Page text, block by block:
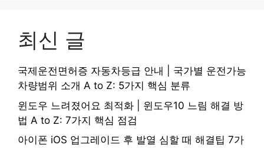
최신 글
국제운전면허증 자동차등급 안내 | 국가별 운전가능
차량범위 소개 A to Z: 5가지 핵심 분류
윈도우 느려졌어요 최적화 | 윈도우10 느림 해결 방
법 A to Z: 7가지 핵심 점검
아이폰 iOS 업그레이드 후 발열 심할 때 해결팁 7가